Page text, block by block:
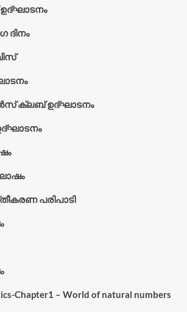
ഉദ്‌ഘാടനം
ദിനം
ക്ലബ് ഉദ്‌ഘാടനം
പരിപാടി
Chapter1 – World of natural numbers